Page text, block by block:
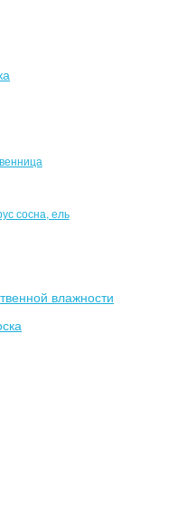
сосна, ель
влажности